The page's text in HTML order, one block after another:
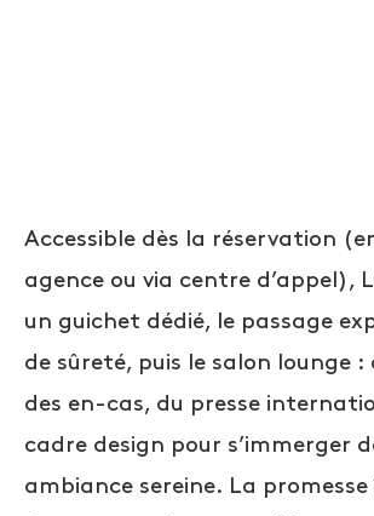
Accessible dès la réservation
agence ou via centre d’appel),
un guichet dédié, le passage
de sûreté, puis le salon lounge :
des en-cas, du presse
cadre design pour s’immerger
ambiance sereine. La promesse